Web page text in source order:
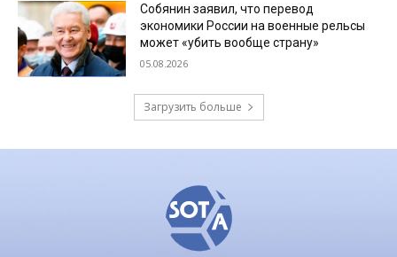
Собянин заявил, что перевод
экономики России на военные рельсы
может «убить вообще страну»
05.08.2026
Загрузить больше